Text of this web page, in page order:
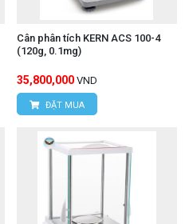
Cân phân tích KERN ACS 100-4
(120g, 0.1mg)
35,800,000 VND
ĐẶT MUA